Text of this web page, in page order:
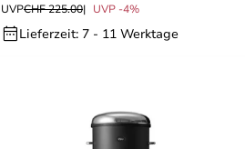
UVPCHF 225.00 UVP -4%
Lieferzeit: 7 - 11 Werktage